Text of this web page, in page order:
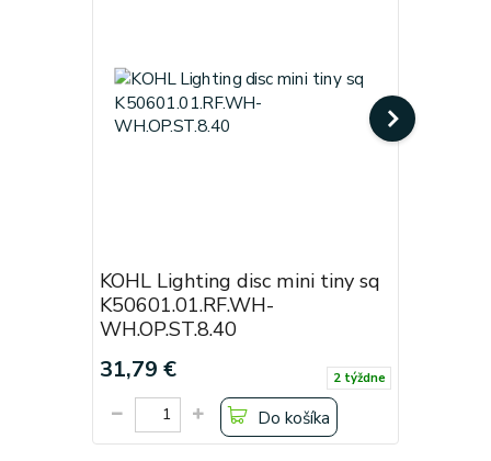
KOHL Lighting disc mini tiny sq
K50601.01.RF.WH-
WH.OP.ST.8.40
31,79 € 2 týždne
Do košíka